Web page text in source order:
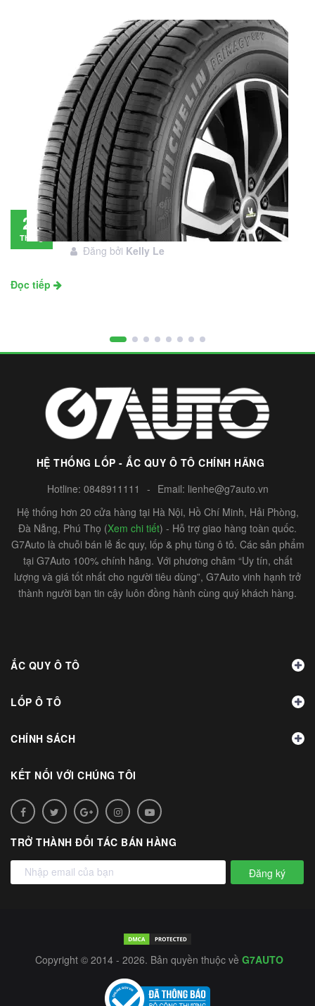
28
Tháng
Đánh giá lốp Michelin Primacy SUV: Đáng
đầu tư không?
Đăng bởi Kelly Le
Đọc tiếp
HỆ THỐNG LỐP - ẮC QUY Ô TÔ CHÍNH HÃNG
Hotline: 0848911111 - Email: lienhe@g7auto.vn
Hệ thống hơn 20 cửa hàng tại Hà Nội, Hồ Chí Minh, Hải Phòng,
Đà Nẵng, Phú Thọ (Xem chi tiết) - Hỗ trợ giao hàng toàn quốc.
G7Auto là chuỗi bán lẻ ắc quy, lốp & phụ tùng ô tô. Các sản phẩm
tại G7Auto 100% chính hãng. Với phương châm “Uy tín, chất
lượng và giá tốt nhất cho người tiêu dùng”, G7Auto vinh hạnh trở
thành người bạn tin cậy luôn đồng hành cùng quý khách hàng.
ẮC QUY Ô TÔ
LỐP Ô TÔ
CHÍNH SÁCH
KẾT NỐI VỚI CHÚNG TÔI
TRỞ THÀNH ĐỐI TÁC BÁN HÀNG
Đăng ký
Copyright © 2014 - 2026. Bản quyền thuộc về G7AUTO